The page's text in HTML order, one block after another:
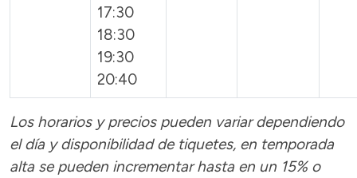
17:30
18:30
19:30
20:40
Los horarios y precios pueden variar dependiendo
el día y disponibilidad de tiquetes, en temporada
alta se pueden incrementar hasta en un 15% o